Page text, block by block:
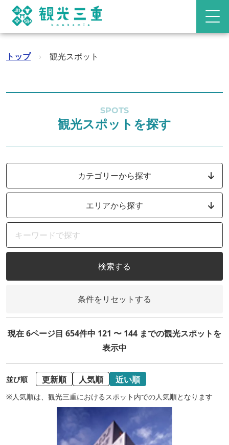
トップ › 観光スポット
SPOTS
観光スポットを探す
カテゴリーから探す
エリアから探す
検索する
条件をリセットする
現在 6ページ目 654件中 121 〜 144 までの観光スポットを
表示中
並び順 更新順 人気順 近い順
※人気順は、観光三重におけるスポット内での人気順となります